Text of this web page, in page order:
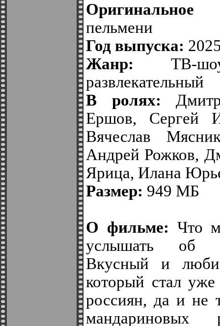
Оригинальное
пельмени
Год выпуска:
Жанр: ТВ-
развлекательный
В ролях:
Ершов, Сергей
Вячеслав
Андрей Рожков,
Ярица, Илана
Размер: 949 МБ
О фильме: Что
услышать об
Вкусный и
который стал
россиян, да и не